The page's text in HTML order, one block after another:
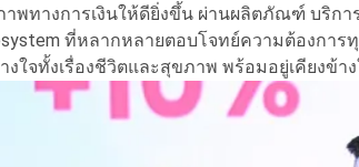
าพทางการเงินให้ดียิ่งขึ้น ผ่านผลิตภัณฑ์ บริกา
ที่หลากหลายตอบโจทย์ความต้องกา
งใจทั้งเรื่องชีวิตและสุขภาพ พร้อมอยู่เคียงข้า